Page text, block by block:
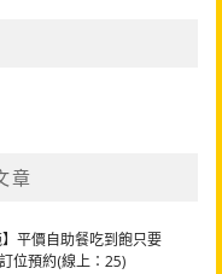
章
】平價自助餐吃到飽只要
位預約(線上：25)